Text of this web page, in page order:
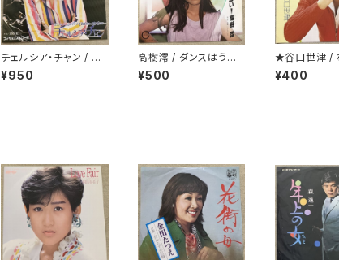
チェルシア・チャン / イ
ンスピレーション
¥950
高樹澪 / ダンスはうまく
踊れない
¥500
★谷口世津 /
¥400